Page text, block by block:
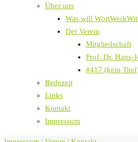
Über uns
Was will
Der Verein
Mitgliedschaft
Prof. Dr. Hans-
#417 (kein
Redezeit
Links
Kontakt
Impressum